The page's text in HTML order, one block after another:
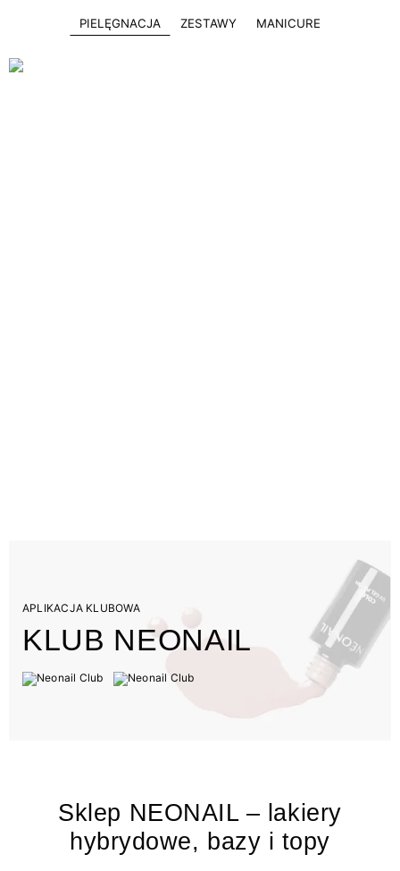
PIELĘGNACJA ZESTAWY MANICURE
APLIKACJA KLUBOWA
KLUB NEONAIL
Sklep NEONAIL – lakiery
hybrydowe, bazy i topy